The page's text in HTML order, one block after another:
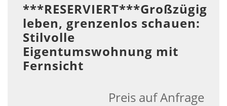
***RESERVIERT***Großzügig
leben, grenzenlos schauen:
Stilvolle
Eigentumswohnung mit
Fernsicht
Preis auf Anfrage